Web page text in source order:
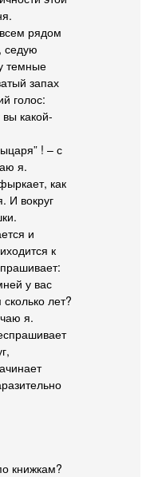
рядом
седую
темные
запах
голос:
какой-
! – с
я.
как
И вокруг
и
к
у вас
лет?
я.
книжкам?